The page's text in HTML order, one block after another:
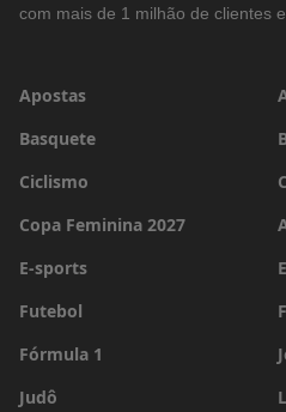
com mais de 1 milhão de clientes
Apostas
Basquete
Ciclismo
Copa Feminina 2027
E-sports
Futebol
Fórmula 1
Judô